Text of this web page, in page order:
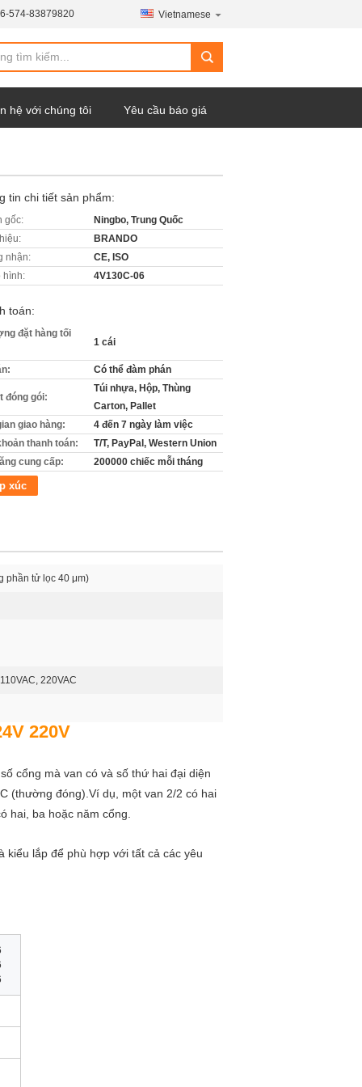
574-83879820 Vietnamese
hệ với chúng tôi Yêu cầu báo giá
tin chi tiết sản phẩm:
gốc:
Ningbo, Trung Quốc
BRANDO
nhận:
CE, ISO
hình:
4V130C-06
toán:
đặt hàng tối
1 cái
Có thể đàm phán
đóng gói:
Túi nhựa, Hộp, Thùng
Carton, Pallet
giao hàng:
4 đến 7 ngày làm việc
thanh toán:
T/T, PayPal, Western Union
cung cấp:
200000 chiếc mỗi tháng
xúc
phần tử lọc 40 μm)
220VAC
220V
cổng mà van có và số thứ hai đại diện
(thường đóng).Ví dụ, một van 2/2 có hai
hai, ba hoặc năm cổng.
kiểu lắp để phù hợp với tất cả các yêu